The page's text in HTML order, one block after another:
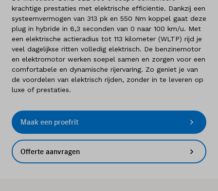
krachtige prestaties met elektrische efficiëntie. Dankzij een
systeemvermogen van 313 pk en 550 Nm koppel gaat deze
plug in hybride in 6,3 seconden van 0 naar 100 km/u. Met
een elektrische actieradius tot 113 kilometer (WLTP) rijd je
veel dagelijkse ritten volledig elektrisch. De benzinemotor
en elektromotor werken soepel samen en zorgen voor een
comfortabele en dynamische rijervaring. Zo geniet je van
de voordelen van elektrisch rijden, zonder in te leveren op
luxe of prestaties.
Maak een proefrit
Offerte aanvragen